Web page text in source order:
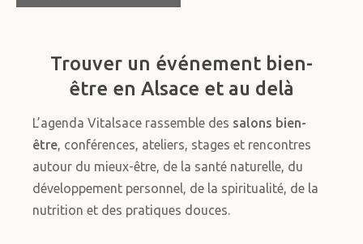
Trouver un événement bien-
être en Alsace et au delà
L’agenda Vitalsace rassemble des salons bien-
être, conférences, ateliers, stages et rencontres
autour du mieux-être, de la santé naturelle, du
développement personnel, de la spiritualité, de la
nutrition et des pratiques douces.